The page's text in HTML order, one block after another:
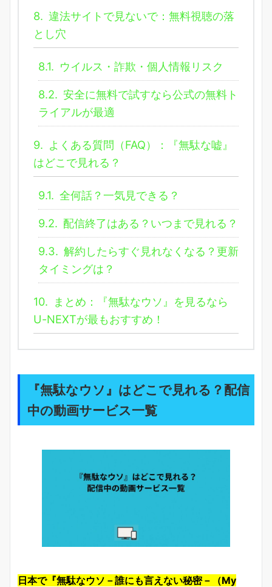
8. 違法サイトで見ないで：無料視聴の落
とし穴
8.1. ウイルス・詐欺・個人情報リスク
8.2. 安全に無料で試すなら公式の無料ト
ライアルが最適
9. よくある質問（FAQ）：『無駄な嘘』
はどこで見れる？
9.1. 全何話？一気見できる？
9.2. 配信終了はある？いつまで見れる？
9.3. 解約したらすぐ見れなくなる？更新
タイミングは？
10.
まとめ：『無駄なウソ』を見るなら
U-NEXTが最もおすすめ！
『無駄なウソ』はどこで見れる？配信
中の動画サービス一覧
日本で『無駄なウソ－誰にも言えない秘密－（My